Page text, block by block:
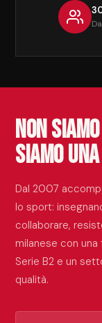
Non
Siamo
Dal 2007
lo sport:
collaborare,
milanese con
Serie B2 e un
qualità.